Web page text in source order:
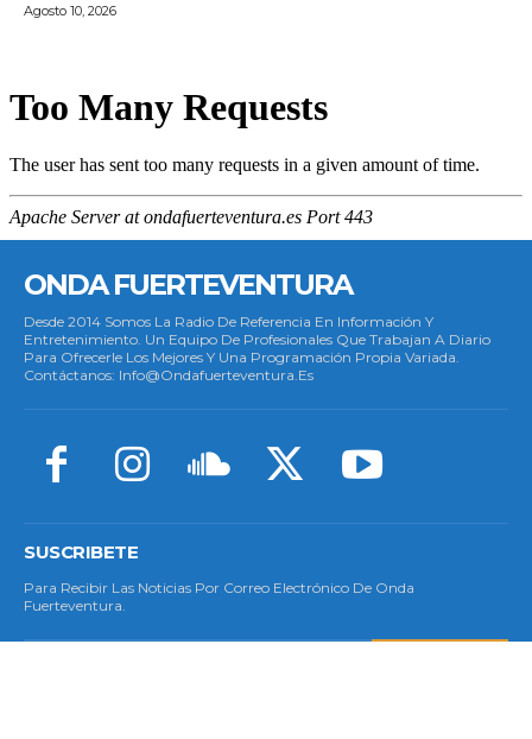
Agosto 10, 2026
ONDA FUERTEVENTURA
Desde 2014 Somos La Radio De Referencia En Información Y
Entretenimiento. Un Equipo De Profesionales Que Trabajan A Diario
Para Ofrecerle Los Mejores Y Una Programación Propia Variada.
Contáctanos: Info@ondafuerteventura.es
SUSCRIBETE
Para Recibir Las Noticias Por Correo Electrónico De Onda
Fuerteventura.